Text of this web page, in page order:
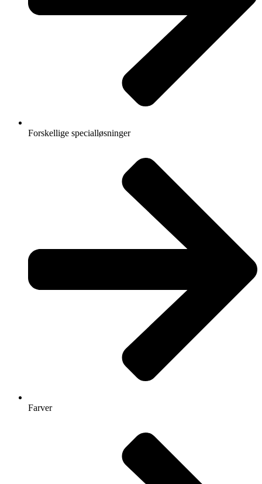
Forskellige specialløsninger
Farver